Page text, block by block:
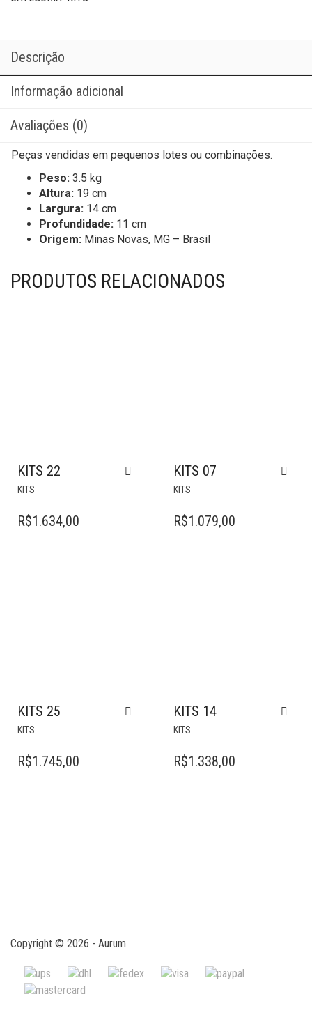
Descrição
Informação adicional
Avaliações (0)
Peças vendidas em pequenos lotes ou combinações.
Peso: 3.5 kg
Altura: 19 cm
Largura: 14 cm
Profundidade: 11 cm
Origem: Minas Novas, MG – Brasil
PRODUTOS RELACIONADOS
KITS 22
KITS
R$1.634,00
KITS 07
KITS
R$1.079,00
KITS 25
KITS
R$1.745,00
KITS 14
KITS
R$1.338,00
Copyright © 2026 - Aurum